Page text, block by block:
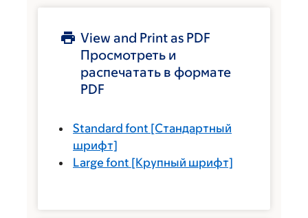
View and Print as PDF
Просмотреть и
распечатать в формате
PDF
Standard font [Стандартный
шрифт]
Large font [Крупный шрифт]